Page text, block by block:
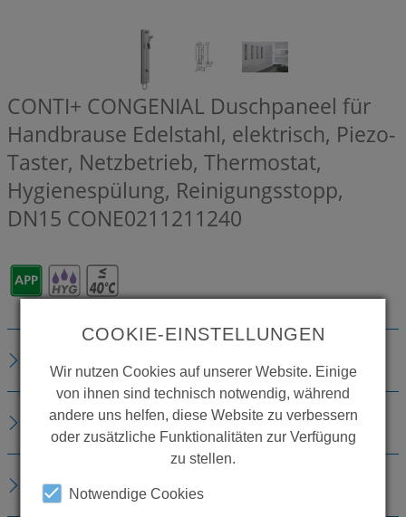
CONTI+ CONGENIAL Duschpaneel für
Handbrause Edelstahl, elektrisch, Piezo-
Taster, Netzbetrieb, Thermostat,
Hygienespülung, Reinigungsstopp,
DN15 CONE0211211240
TECHNISCHE DETAILS
ZUBEHÖR
COOKIE-EINSTELLUNGEN
Wir nutzen Cookies auf unserer Website. Einige
von ihnen sind technisch notwendig, während
andere uns helfen, diese Website zu verbessern
oder zusätzliche Funktionalitäten zur Verfügung
zu stellen.
Notwendige Cookies